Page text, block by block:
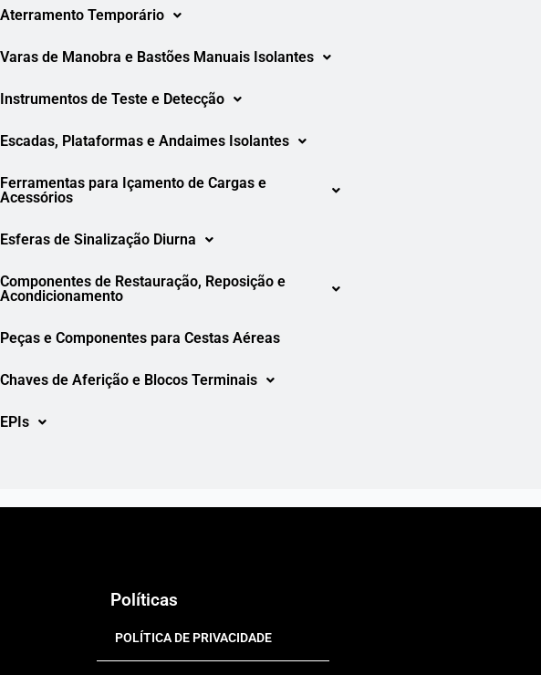
Aterramento Temporário
Varas de Manobra e Bastões Manuais Isolantes
Instrumentos de Teste e Detecção
Escadas, Plataformas e Andaimes Isolantes
Ferramentas para Içamento de Cargas e
Acessórios
Esferas de Sinalização Diurna
Componentes de Restauração, Reposição e
Acondicionamento
Peças e Componentes para Cestas Aéreas
Chaves de Aferição e Blocos Terminais
EPIs
Políticas
POLÍTICA DE PRIVACIDADE